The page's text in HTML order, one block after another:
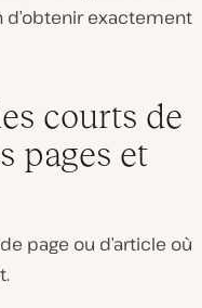
exactement
courts de
pages et
page ou d’article où